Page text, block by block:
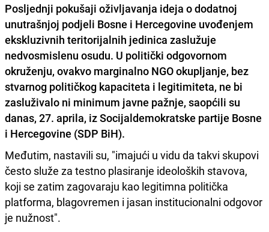
Posljednji pokušaji oživljavanja ideja o dodatnoj
unutrašnjoj podjeli Bosne i Hercegovine uvođenjem
ekskluzivnih teritorijalnih jedinica zaslužuje
nedvosmislenu osudu. U politički odgovornom
okruženju, ovakvo marginalno NGO okupljanje, bez
stvarnog političkog kapaciteta i legitimiteta, ne bi
zasluživalo ni minimum javne pažnje, saopćili su
danas, 27. aprila, iz Socijaldemokratske partije Bosne
i Hercegovine (SDP BiH).
Međutim, nastavili su, "imajući u vidu da takvi skupovi
često služe za testno plasiranje ideoloških stavova,
koji se zatim zagovaraju kao legitimna politička
platforma, blagovremen i jasan institucionalni odgovor
je nužnost".